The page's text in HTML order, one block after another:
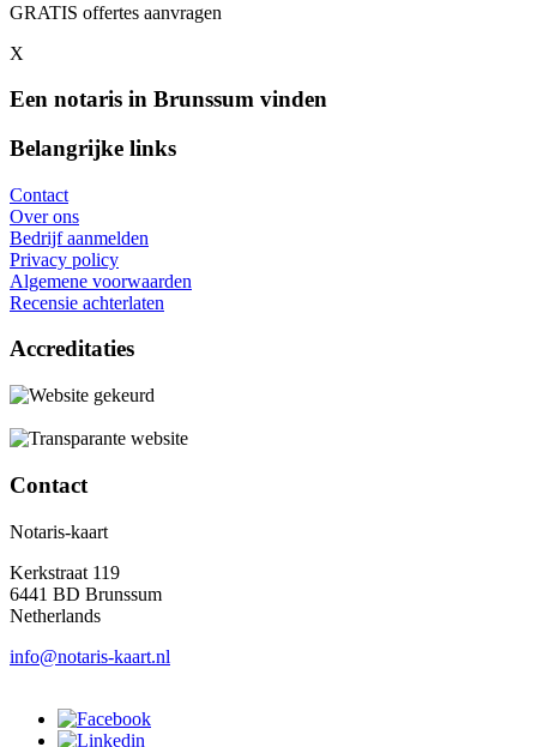
GRATIS offertes aanvragen
X
Een notaris in Brunssum vinden
Belangrijke links
Contact
Over ons
Bedrijf aanmelden
Privacy policy
Algemene voorwaarden
Recensie achterlaten
Accreditaties
Contact
Notaris-kaart
Kerkstraat 119
6441 BD Brunssum
Netherlands
info@notaris-kaart.nl